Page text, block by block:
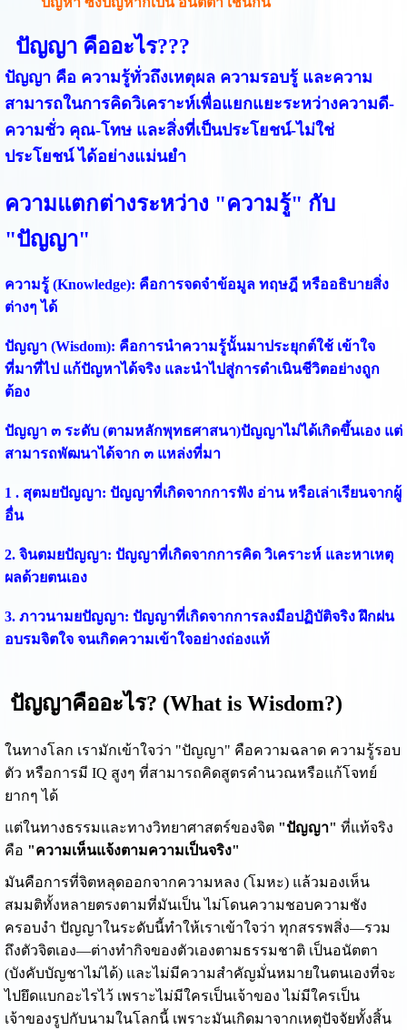
ปัญญา คืออะไร???
ปัญญาคือ ความรู้ทั่วถึงเหตุผล ความรอบรู้ และความ
สามารถในการคิดวิเคราะห์เพื่อแยกแยะระหว่างความดี-
ความชั่ว คุณ-โทษ และสิ่งที่เป็นประโยชน์-ไม่ใช่
ประโยชน์ ได้อย่างแม่นยำ
ความแตกต่างระหว่าง "ความรู้" กับ
"ปัญญา"
ความรู้ (Knowledge): คือการจดจำข้อมูล ทฤษฎี หรืออธิบายสิ่ง
ต่างๆ ได้
ปัญญา (Wisdom): คือการนำความรู้นั้นมาประยุกต์ใช้ เข้าใจ
ที่มาที่ไป แก้ปัญหาได้จริง และนำไปสู่การดำเนินชีวิตอย่างถูก
ต้อง
ปัญญา ๓ ระดับ (ตามหลักพุทธศาสนา)ปัญญาไม่ได้เกิดขึ้นเอง แต่
สามารถพัฒนาได้จาก ๓ แหล่งที่มา
1 . สุตมยปัญญา: ปัญญาที่เกิดจากการฟัง อ่าน หรือเล่าเรียนจากผู้
อื่น
2. จินตมยปัญญา: ปัญญาที่เกิดจากการคิด วิเคราะห์ และหาเหตุ
ผลด้วยตนเอง
3. ภาวนามยปัญญา: ปัญญาที่เกิดจากการลงมือปฏิบัติจริง ฝึกฝน
อบรมจิตใจ จนเกิดความเข้าใจอย่างถ่องแท้
ปัญญาคืออะไร? (What is Wisdom?)
ในทางโลก เรามักเข้าใจว่า "ปัญญา" คือความฉลาด ความรู้รอบ
ตัว หรือการมี IQ สูงๆ ที่สามารถคิดสูตรคำนวณหรือแก้โจทย์
ยากๆ ได้
แต่ในทางธรรมและทางวิทยาศาสตร์ของจิต "ปัญญา" ที่แท้จริง
คือ "ความเห็นแจ้งตามความเป็นจริง"
มันคือการที่จิตหลุดออกจากความหลง (โมหะ) แล้วมองเห็น
สมมติทั้งหลายตรงตามที่มันเป็น ไม่โดนความชอบความชัง
ครอบงำ ปัญญาในระดับนี้ทำให้เราเข้าใจว่า ทุกสรรพสิ่ง—รวม
ถึงตัวจิตเอง—ต่างทำกิจของตัวเองตามธรรมชาติ เป็นอนัตตา
(บังคับบัญชาไม่ได้) และไม่มีความสำคัญมั่นหมายในตนเองที่จะ
ไปยึดแบกอะไรไว้ เพราะไม่มีใครเป็นเจ้าของ ไม่มีใครเป็น
เจ้าของรูปกับนามในโลกนี้ เพราะมันเกิดมาจากเหตุปัจจัยทั้งสิ้น